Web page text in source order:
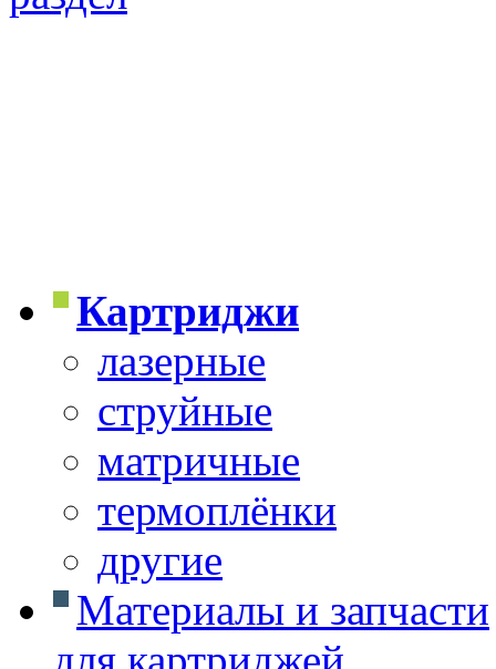
Картриджи
лазерные
струйные
матричные
термоплёнки
другие
Материалы и запчасти
для картриджей